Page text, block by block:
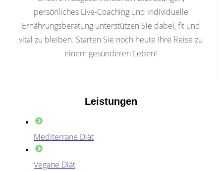
persönliches Live-Coaching und individuelle
Ernährungsberatung unterstützen Sie dabei, fit und
vital zu bleiben. Starten Sie noch heute Ihre Reise zu
einem gesünderen Leben!
Leistungen
Mediterrane Diät
Vegane Diät